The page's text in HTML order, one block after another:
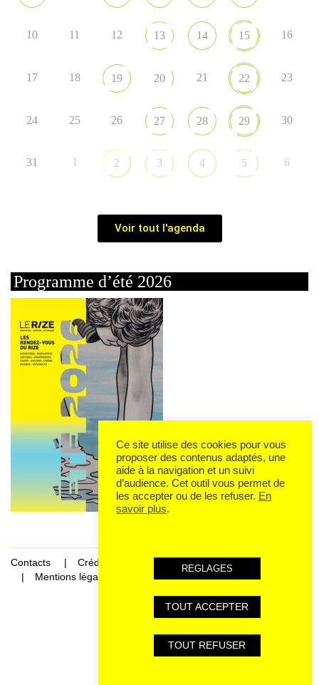
10 11 12 13 14 15 16
17 18 19 20 21 22 23
24 25 26 27 28 29 30
31 1 2 3 4 5 6
Voir tout l'agenda
Programme d’été 2026
Contacts
Crédits
Mentions légales et données personnelles
Ce site utilise des cookies pour vous
proposer des contenus adaptés, une
aide à la navigation et un suivi
d’audience. Cet outil vous permet de
les accepter ou de les refuser. En
savoir plus.
REGLAGES
TOUT ACCEPTER
TOUT REFUSER